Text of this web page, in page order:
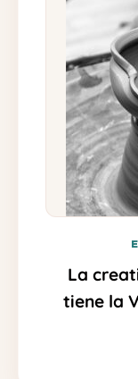
La
tiene la